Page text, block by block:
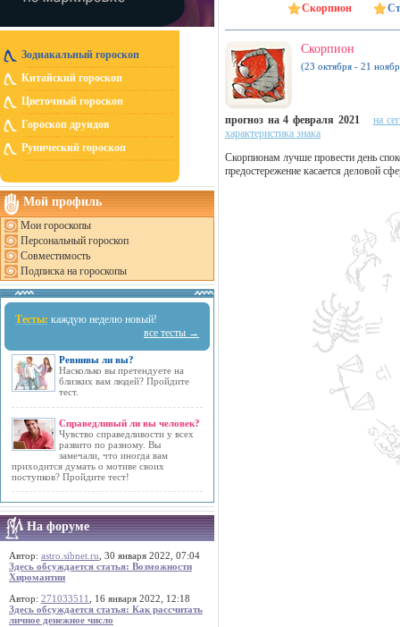
Зодиакальный гороскоп
Китайский гороскоп
Цветочный гороскоп
Гороскоп друидов
Рунический гороскоп
Мой профиль
Мои гороскопы
Персональный гороскоп
Совместимость
Подписка на гороскопы
Тесты: каждую неделю новый!
все тесты →
Ревнивы ли вы?
Насколько вы претендуете на
близких вам людей? Пройдите
тест.
Справедливый ли вы человек?
Чувство справедливости у всех
развито по разному. Вы
замечали, что иногда вам
приходится думать о мотиве своих
поступков? Пройдите тест!
На форуме
Автор: astro.sibnet.ru , 30 января 2022, 07:04
Здесь обсуждается статья: Возможности
Хиромантии
Автор: 271033511
, 16 января 2022, 12:18
Здесь обсуждается статья: Как рассчитать
личное денежное число
Скорпион
Скорпион
(23 октября - 21
прогноз на 4 февраля 2021
на
характеристика знака
Скорпионам лучше провести день
предостережение касается деловой